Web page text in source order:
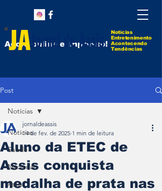
Notícias
Entretenimento
Acontecendo
Tendências
Agora online e impresso!
Post
Notícias
Saúde
Nacional
Assis
Notícias
Aluno da ETEC de
Assis conquista
medalha de prata nas
jornaldeassis
14 de fev. de 2025 1 min de leitura